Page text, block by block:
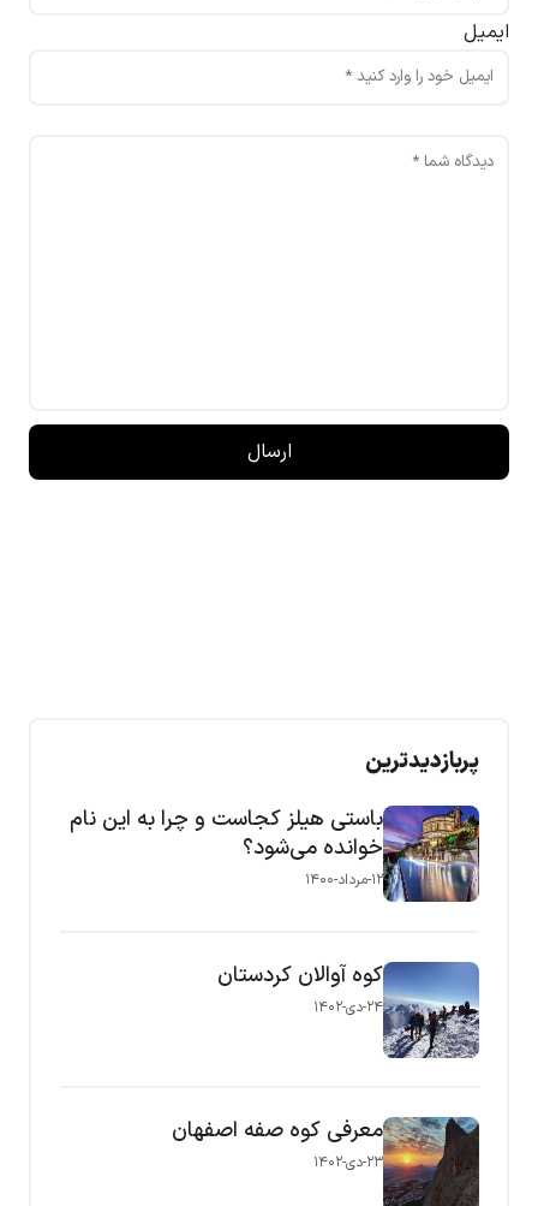
ایمیل
پربازدیدترین
باستی هیلز کجاست و چرا به این نام
خوانده می‌شود؟
۱۲-مرداد-۱۴۰۰
کوه آوالان کردستان
۲۴-دی-۱۴۰۲
معرفی کوه صفه اصفهان
۲۳-دی-۱۴۰۲